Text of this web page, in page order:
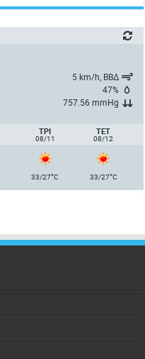
5 km/h, ΒΒΔ
47%
757.56 mmHg
ΤΡΙ
08/11
ΤΕΤ
08/12
33/27°C 33/27°C